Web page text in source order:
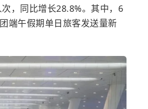
，同比增长28.8%。其中，6
端午假期单日旅客发送量新